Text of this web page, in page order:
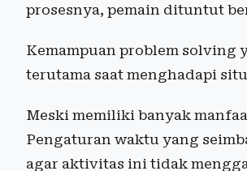
prosesnya, pemain dituntut
Kemampuan problem solving
terutama saat menghadapi
Meski memiliki banyak
Pengaturan waktu yang
agar aktivitas ini tidak